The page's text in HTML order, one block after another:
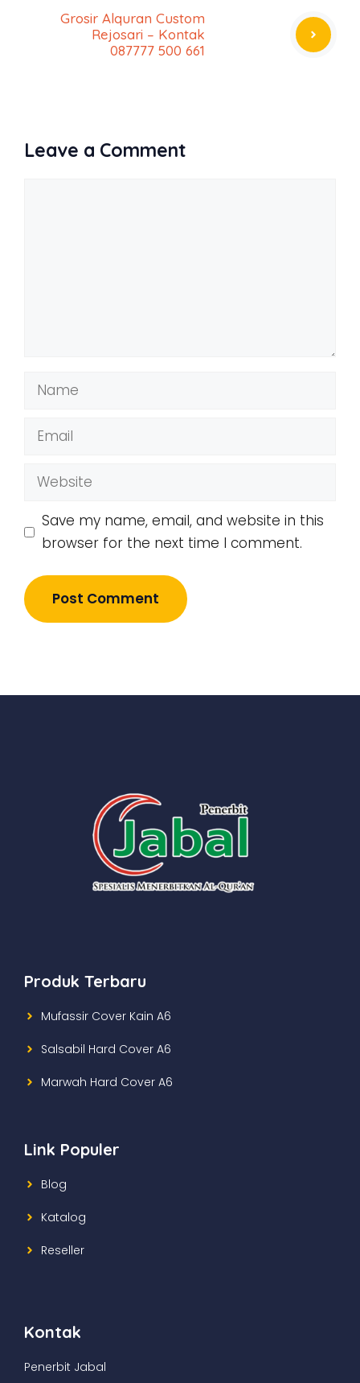
Grosir Alquran Custom
Rejosari – Kontak
087777 500 661
Leave a Comment
Name
Email
Website
Save my name, email, and website in this
browser for the next time I comment.
Produk Terbaru
Mufassir Cover Kain A6
Salsabil Hard Cover A6
Marwah Hard Cover A6
Link Populer
Blog
Katalog
Reseller
Kontak
Penerbit Jabal